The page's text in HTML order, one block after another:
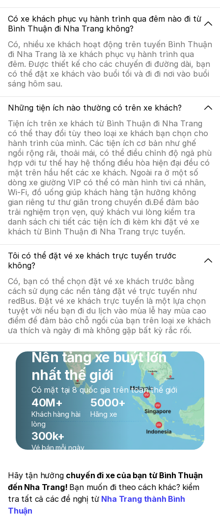
Có xe khách phục vụ hành trình qua đêm nào đi từ
Bình Thuận đi Nha Trang không?
Có, nhiều xe khách hoạt động trên tuyến Bình Thuận
đi Nha Trang là xe khách phục vụ hành trình qua
đêm. Được thiết kế cho các chuyến đi đường dài, bạn
có thể đặt xe khách vào buổi tối và đi đi nơi vào buổi
sáng hôm sau.
Những tiện ích nào thường có trên xe khách?
Tiện ích trên xe khách từ Bình Thuận đi Nha Trang
có thể thay đổi tùy theo loại xe khách bạn chọn cho
hành trình của mình. Các tiện ích cơ bản như ghế
ngồi rộng rãi, thoải mái, có thể điều chỉnh độ ngả phù
hợp với tư thế hay hệ thống điều hòa hiện đại đều có
mặt trên hầu hết các xe khách. Ngoài ra ở một số
dòng xe giường VIP có thể có màn hình tivi cá nhân,
Wi-Fi, đồ uống giúp khách hàng tận hưởng không
gian riêng tư thư giãn trong chuyến đi.Để đảm bảo
trải nghiệm trọn vẹn, quý khách vui lòng kiểm tra
danh sách chi tiết các tiện ích đi kèm khi đặt vé xe
khách từ Bình Thuận đi Nha Trang trực tuyến.
Tôi có thể đặt vé xe khách trực tuyến trước
không?
Có, bạn có thể chọn đặt vé xe khách trước bằng
cách sử dụng các nền tảng đặt vé trực tuyến như
redBus. Đặt vé xe khách trực tuyến là một lựa chọn
tuyệt vời nếu bạn đi du lịch vào mùa lễ hay mùa cao
điểm để đảm bảo chỗ ngồi của bạn trên loại xe khách
ưa thích và ngày đi mà không gặp bất kỳ rắc rối.
Nền tảng xe buýt lớn
nhất thế giới
Có mặt tại 8 quốc gia trên toàn thế giới
40M+
Khách hàng hài
lòng
5000+
Hãng xe
300k+
Vé bán mỗi ngày
Hãy tận hưởng chuyến đi xe của bạn từ Bình Thuận
đến Nha Trang! Bạn muốn đi theo cách khác? kiểm
tra tất cả các đề nghị từ Nha Trang thành Bình
Thuận